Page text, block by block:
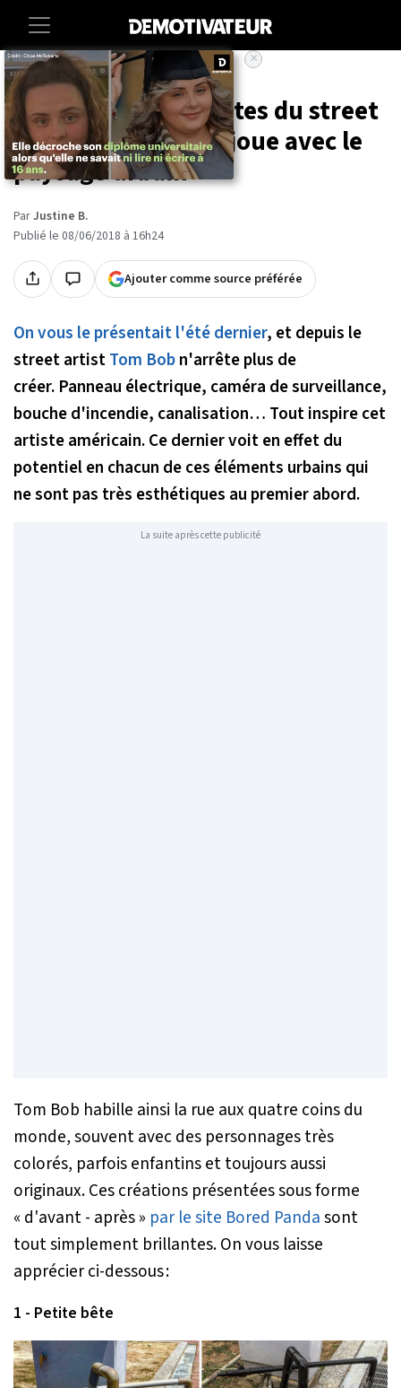
Accueil Lifestyle Art-photographie
20 créations brillantes du street
artist Tom Bob qui joue avec le
paysage urbain
ParJustine B.
Publié le 08/06/2018 à 16h24
Ajouter comme source préférée
On vous le présentait l'été dernier, et depuis le
street artistTom Bobn'arrête plus de
créer. Panneau électrique, caméra de surveillance,
bouche d'incendie, canalisation… Tout inspire cet
artiste américain. Ce dernier voit en effet du
potentiel en chacun de ces éléments urbains qui
ne sont pas très esthétiques au premier abord.
La suite après cette publicité
Tom Bob habille ainsi la rue aux quatre coins du
monde, souvent avec des personnages très
colorés, parfois enfantins et toujours aussi
originaux. Ces créations présentées sous forme
« d'avant - après » par le site Bored Pandasont
tout simplement brillantes. On vous laisse
apprécier ci-dessous :
1 - Petite bête
×